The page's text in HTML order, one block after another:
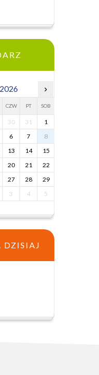
›
CZW PT SOB
30 31
1
6 7
8
13 14
15
20 21
22
27 28
29
3 4 5
DZISIAJ